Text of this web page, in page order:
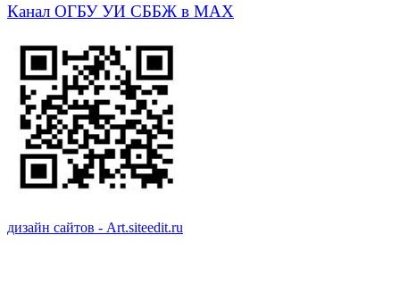
Канал ОГБУ УИ СББЖ в МАХ
дизайн сайтов - Art.siteedit.ru